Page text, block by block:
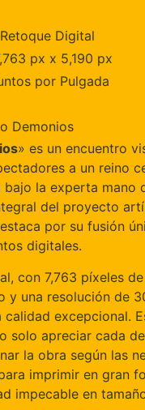
Digital
px x 5,190 px
por Pulgada
Demonios
» es un encuentro
a un reino
la experta mano
del proyecto
por su fusión
digitales.
con 7,763 píxeles
y una resolución de
calidad excepcional.
solo apreciar cada
la obra según las
imprimir en gran
impecable en